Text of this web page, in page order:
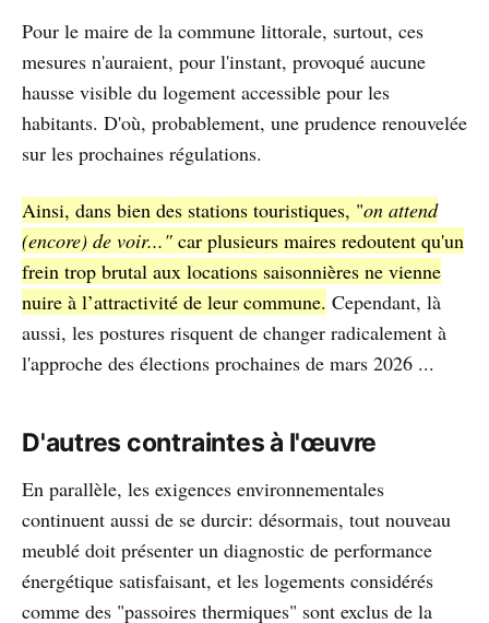
Pour le maire de la commune littorale, surtout, ces
mesures n'auraient, pour l'instant, provoqué aucune
hausse visible du logement accessible pour les
habitants. D'où, probablement, une prudence renouvelée
sur les prochaines régulations.
Ainsi, dans bien des stations touristiques, "on attend
(encore) de voir..." car plusieurs maires redoutent qu'un
frein trop brutal aux locations saisonnières ne vienne
nuire à l’attractivité de leur commune. Cependant, là
aussi, les postures risquent de changer radicalement à
l'approche des élections prochaines de mars 2026 ...
D'autres contraintes à l'œuvre
En parallèle, les exigences environnementales
continuent aussi de se durcir: désormais, tout nouveau
meublé doit présenter un diagnostic de performance
énergétique satisfaisant, et les logements considérés
comme des "passoires thermiques" sont exclus de la